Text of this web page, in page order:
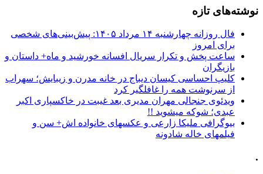
نوشته‌های تازه
فال روزانه چهارشنبه ۱۴ مرداد ۱۴۰۵: پیش‌بینی‌های شخصی
برای امروز
ساعت پخش و تکرار سریال افسانه خورشید و ماه+ داستان و
بازیگران
کلیپ احساسی کیسان دیباج در خانه مدرن و زیبایش؛ سهراب
از سرنوشت همه را غافلگیر کرد
ویدئوی جنجالی مهران مدیری بعد غیبت در خاکسپاری اکبر
عبدی؛ شوکه میشوید !!
بیوگرافی ملیکا زارعی و عکسهای خانواده اش+ سن و
فیلمهای خاله شادونه
.